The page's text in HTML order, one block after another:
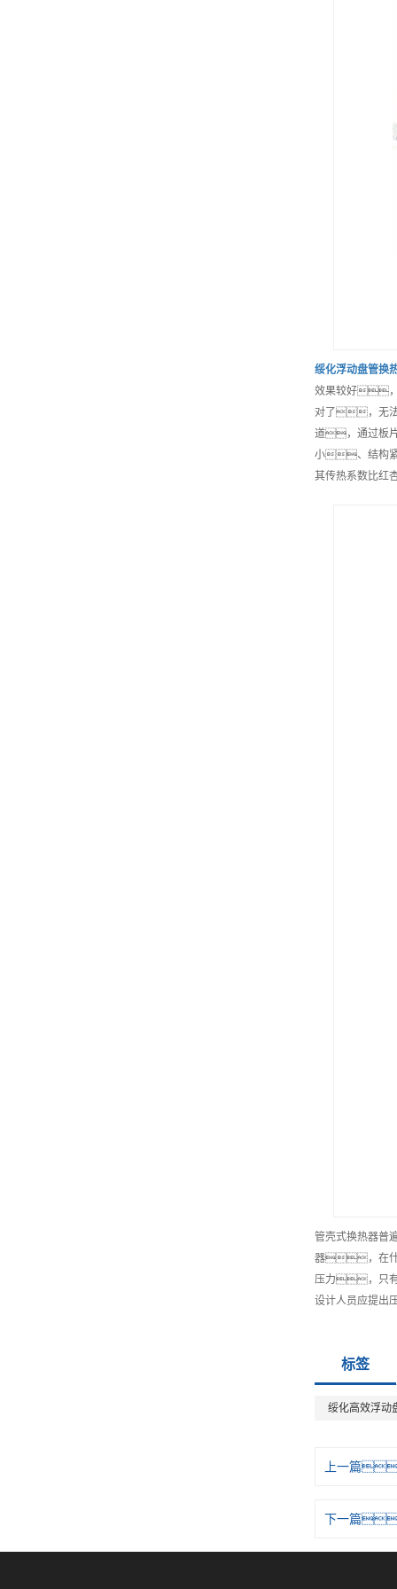
绥化浮动盘管换
效果较好
对了，无
道，通过板
小、结构
其传热系数比
管壳式换热器普
器，在什
压力，只
设计人员应提
标签
绥化高效浮动
上一篇
下一篇